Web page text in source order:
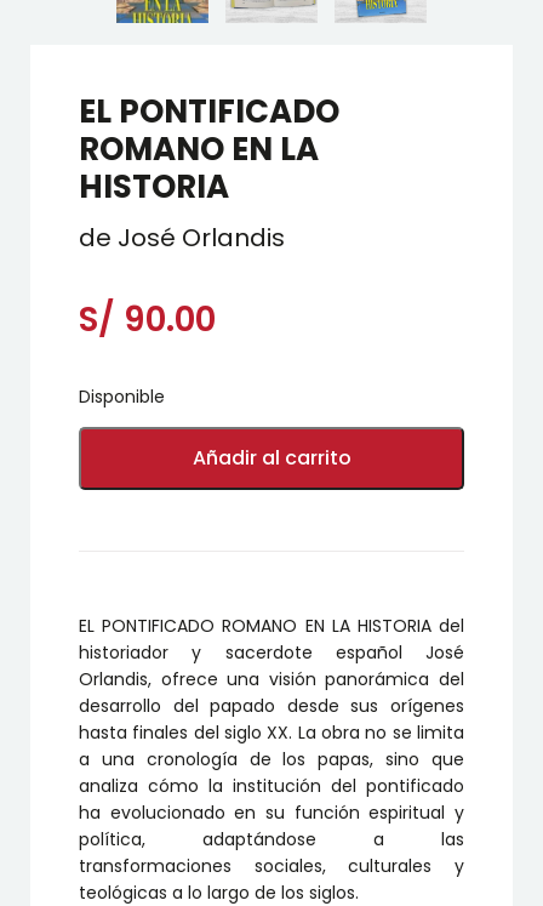
EL PONTIFICADO
ROMANO EN LA
HISTORIA
de José Orlandis
S/ 90.00
Disponible
EL
PONTIFICADO
ROMANO
Añadir al carrito
EL PONTIFICADO ROMANO EN LA HISTORIA del
historiador y sacerdote español José
Orlandis, ofrece una visión panorámica del
desarrollo del papado desde sus orígenes
hasta finales del siglo XX. La obra no se limita
a una cronología de los papas, sino que
analiza cómo la institución del pontificado
ha evolucionado en su función espiritual y
política, adaptándose a las
transformaciones sociales, culturales y
teológicas a lo largo de los siglos.